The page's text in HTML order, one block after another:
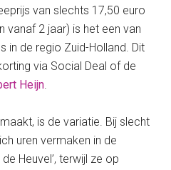
van slechts 17,50 euro
vanaf 2 jaar) is het een van
in de regio Zuid-Holland. Dit
via Social Deal of de
Heijn.
is de variatie. Bij slecht
uren vermaken in de
Heuvel’, terwijl ze op